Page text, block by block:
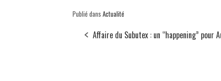
Publié dans Actualité
Affaire du Subutex : un “happening” pour